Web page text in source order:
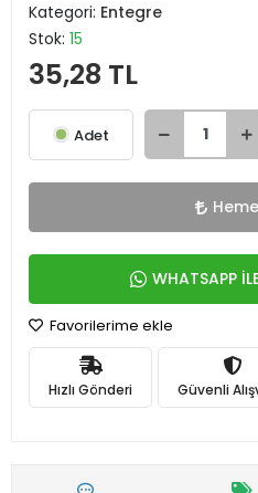
Kategori: Entegre
Stok: 15
35,28 TL
Adet
WHATSAPP
Favorilerime ekle
Hızlı Gönderi Güvenli